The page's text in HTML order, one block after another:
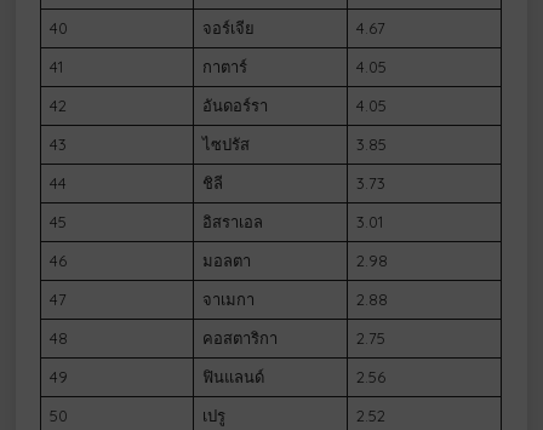
40
จอร์เจีย
4.67
41
กาตาร์
4.05
42
อันดอร์รา
4.05
43
ไซปรัส
3.85
44
ชิลี
3.73
45
อิสราเอล
3.01
46
มอลตา
2.98
47
จาเมกา
2.88
48
คอสตาริกา
2.75
49
ฟินแลนด์
2.56
50
เปรู 2.52